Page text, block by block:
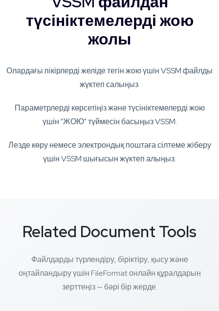
түсініктемелерді жою
жолы
Олардағы пікірлерді желіде тегін жою үшін VSSM файлды
жүктеп салыңыз.
Параметрлерді көрсетіңіз және түсініктемелерді жою
үшін "ЖОЮ" түймесін басыңыз VSSM.
Лезде көру немесе электрондық поштаға сілтеме жіберу
үшін VSSM шығысын жүктеп алыңыз.
Related Document Tools
Файлдарды түрлендіру, біріктіру, қысу және
оңтайландыру үшін FileFormat онлайн құралдарын
зерттеңіз — бәрі бір жерде.